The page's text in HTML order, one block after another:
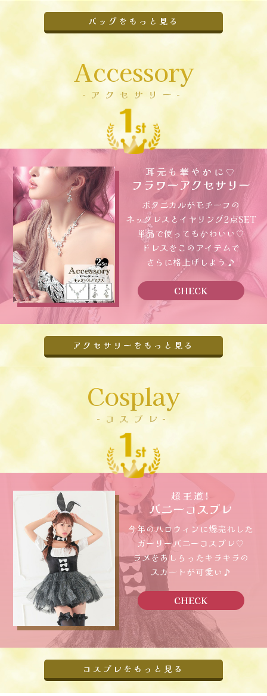
バッグをもっと見る
Accessory
-アクセサリー-
耳元も華やかに♡
フラワーアクセサリー
ボタニカルがモチーフの
ネックレスとイヤリング2点SET
単品で使ってもかわいい♡
ドレスをこのアイテムで
さらに格上げしよう♪
CHECK
アクセサリーをもっと見る
Cosplay
-コスプレ-
超王道!
バニーコスプレ
今年のハロウィンに爆売れした
ガーリーバニーコスプレ♡
ラメをあしらったキラキラの
スカートが可愛い♪
CHECK
コスプレをもっと見る